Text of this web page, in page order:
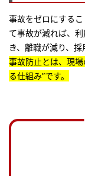
事故をゼロにする
て事故が減れば、
き、離職が減り、採
事故防止とは、現
る仕組み”です。